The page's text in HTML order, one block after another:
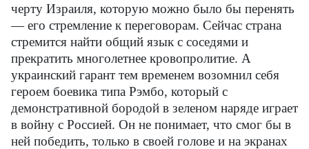
черту Израиля, которую можно было бы перенять
— его стремление к переговорам. Сейчас страна
стремится найти общий язык с соседями и
прекратить многолетнее кровопролитие. А
украинский гарант тем временем возомнил себя
героем боевика типа Рэмбо, который с
демонстративной бородой в зеленом наряде играет
в войну с Россией. Он не понимает, что смог бы в
ней победить, только в своей голове и на экранах